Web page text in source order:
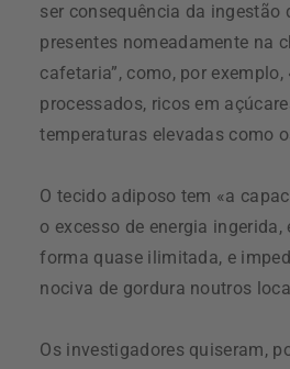
ser consequência da ingestão
presentes nomeadamente na
cafetaria”, como, por
processados, ricos em
temperaturas elevadas como
O tecido adiposo tem «a
o excesso de energia ingerida,
forma quase ilimitada, e
nociva de gordura noutros
Os investigadores quiseram,